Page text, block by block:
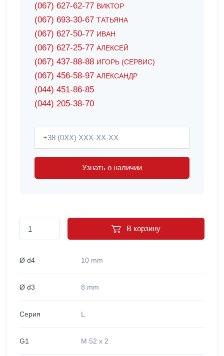
(067) 627-62-77 ВИКТОР
(067) 693-30-67 ТАТЬЯНА
(067) 627-50-77 ИВАН
(067) 627-25-77 АЛЕКСЕЙ
(067) 437-88-88 ИГОРЬ (СЕРВИС)
(067) 456-58-97 АЛЕКСАНДР
(044) 451-86-85
(044) 205-38-70
Узнать о наличии
В корзину
Ø d4 10 mm
Ø d3 8 mm
Серия L
G1 M 52 x 2